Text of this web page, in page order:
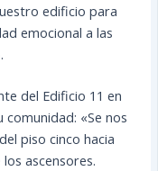
edificio para
emocional a las
del Edificio 11 en
«Se nos
piso cinco hacia
ascensores.